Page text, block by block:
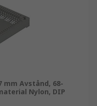
mm Avstånd, 68-
Nylon, DIP